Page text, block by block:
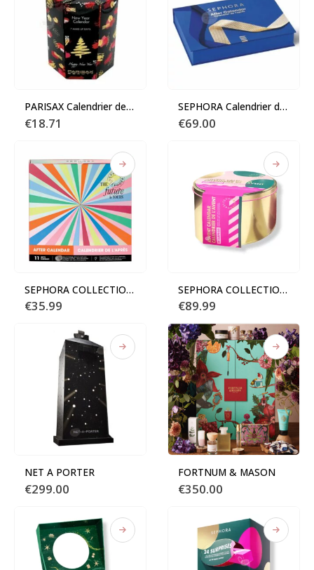
PARISAX Calendrier de l’Après
€18.71
SEPHORA Calendrier de l’Après
€69.00
SEPHORA COLLECTION Calendrier de l’Après
€35.99
SEPHORA COLLECTION PREMIUM
€89.99
NET A PORTER
€299.00
FORTNUM & MASON
€350.00